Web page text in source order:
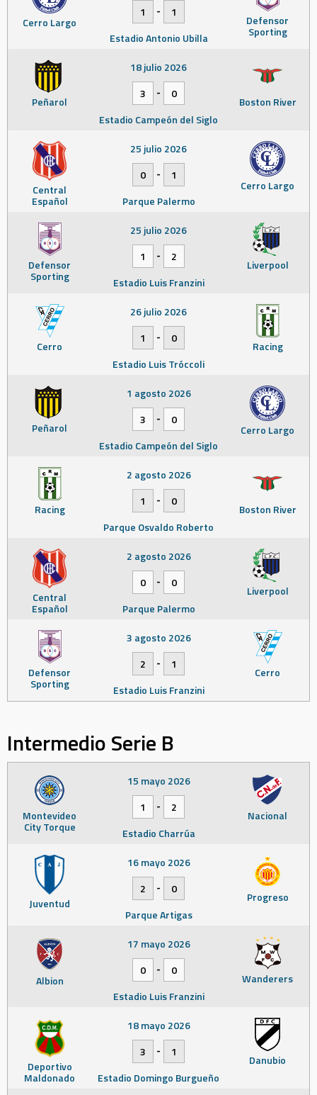
Cerro Largo Defensor
Sporting
1
-
1
Estadio Antonio Ubilla
Peñarol Boston River
18 julio 2026
3
-
0
Estadio Campeón del Siglo
Central
Español
Cerro Largo
25 julio 2026
0
-
1
Parque Palermo
Defensor
Sporting
Liverpool
25 julio 2026
1
-
2
Estadio Luis Franzini
Cerro Racing
26 julio 2026
1
-
0
Estadio Luis Tróccoli
Peñarol Cerro Largo
1 agosto 2026
3
-
0
Estadio Campeón del Siglo
Racing Boston River
2 agosto 2026
1
-
0
Parque Osvaldo Roberto
Central
Español
Liverpool
2 agosto 2026
0
-
0
Parque Palermo
Defensor
Sporting
Cerro
3 agosto 2026
2
-
1
Estadio Luis Franzini
Intermedio Serie B
Montevideo
City Torque
Nacional
15 mayo 2026
1
-
2
Estadio Charrúa
Juventud Progreso
16 mayo 2026
2
-
0
Parque Artigas
Albion Wanderers
17 mayo 2026
0
-
0
Estadio Luis Franzini
Deportivo
Maldonado
Danubio
18 mayo 2026
3
-
1
Estadio Domingo Burgueño